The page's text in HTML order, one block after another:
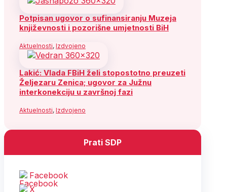
Potpisan ugovor o sufinansiranju Muzeja
književnosti i pozorišne umjetnosti BiH
Aktuelnosti, Izdvojeno
Lakić: Vlada FBiH želi stopostotno preuzeti
Željezaru Zenica; ugovor za Južnu
interkonekciju u završnoj fazi
Aktuelnosti, Izdvojeno
Prati SDP
Facebook
X